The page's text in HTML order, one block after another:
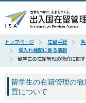
トップページ 在留手続
受入れ機関に係る情報
留学生の在籍管理の徹底に関
留学生の在籍管理の
置について